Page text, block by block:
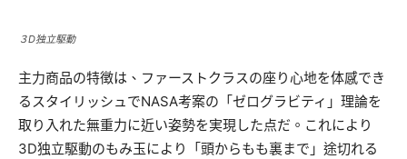
３D独立駆動
主力商品の特徴は、ファーストクラスの座り心地を体感でき
るスタイリッシュでNASA考案の「ゼログラビティ」理論を
取り入れた無重力に近い姿勢を実現した点だ。これにより
3D独立駆動のもみ玉により「頭からもも裏まで」途切れる